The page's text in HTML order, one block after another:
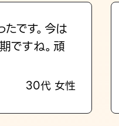
です。今は
ですね。頑
30代 女性